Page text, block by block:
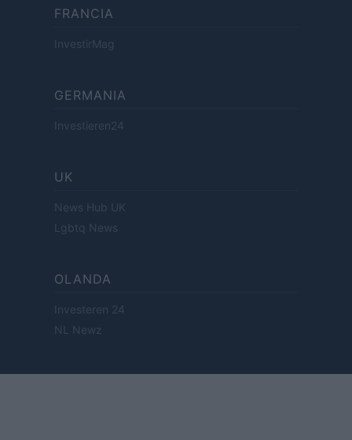
FRANCIA
InvestirMag
GERMANIA
Investieren24
UK
News Hub UK
Lgbtq News
OLANDA
Investeren 24
NL Newz